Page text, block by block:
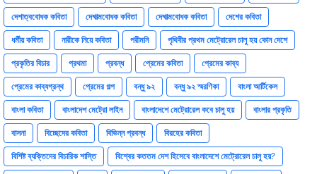
দেশাত্ববোধক কবিতা দেশাত্মবোধক কবিতা দেশাত্মবোধক কবিতা দেশের কবিতা
ধর্মীয় কবিতা নারীকে নিয়ে কবিতা পরীমনি পৃথিবীর প্রথম মেট্রোরেল চালু হয় কোন দেশে
প্রকৃতির বিচার প্রথমা প্রবন্ধ প্রেমের কবিতা প্রেমের কাব্য
প্রেমের কাব্যগ্রন্থ প্রেমের গল্প বন্ধু ৯২ বন্ধু ৯২ স্মরণিকা বাংলা আর্টিকেল
বাংলা কবিতা বাংলাদেশ মেট্রো লাইন বাংলাদেশে মেট্রোরেল কবে চালু হয় বাংলার প্রকৃতি
বাসনা বিচ্ছেদের কবিতা বিভিন্ন প্রবন্ধ বিরহের কবিতা
বিশিষ্ট ব্যক্তিদের বিচারিক শাস্তি বিশ্বের কততম দেশ হিসেবে বাংলাদেশে মেট্রোরেল চালু হয়?